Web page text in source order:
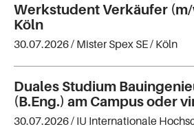
Werkstudent Verkäufer
Köln
30.07.2026 / Mister Spex SE/ Köln
Duales Studium
(B.Eng.) am Campus oder
30.07.2026 / IU Internationale